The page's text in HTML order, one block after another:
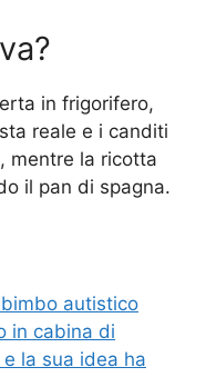
in frigorifero,
reale e i canditi
mentre la ricotta
il pan di spagna.
autistico
in cabina di
la sua idea ha